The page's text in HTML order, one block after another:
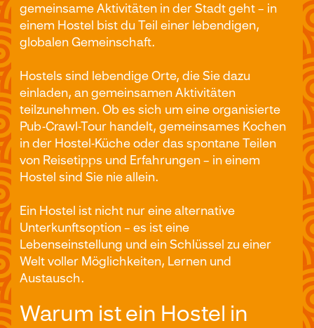
gemeinsame Aktivitäten in der Stadt geht – in
einem Hostel bist du Teil einer lebendigen,
globalen Gemeinschaft.
Hostels sind lebendige Orte, die Sie dazu
einladen, an gemeinsamen Aktivitäten
teilzunehmen. Ob es sich um eine organisierte
Pub-Crawl-Tour handelt, gemeinsames Kochen
in der Hostel-Küche oder das spontane Teilen
von Reisetipps und Erfahrungen – in einem
Hostel sind Sie nie allein.
Ein Hostel ist nicht nur eine alternative
Unterkunftsoption – es ist eine
Lebenseinstellung und ein Schlüssel zu einer
Welt voller Möglichkeiten, Lernen und
Austausch.
Warum ist ein Hostel in